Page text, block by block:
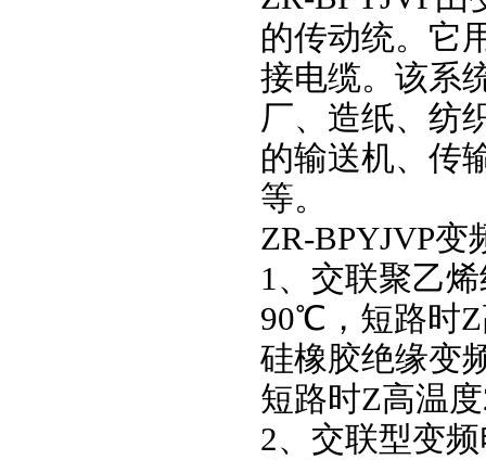
的传动统。它
接电缆。该系
厂、造纸、纺
的输送机、传
等。
ZR-BPYJVP
1、交联聚乙
90℃，短路时
硅橡胶绝缘变
短路时Z高温
2、交联型变